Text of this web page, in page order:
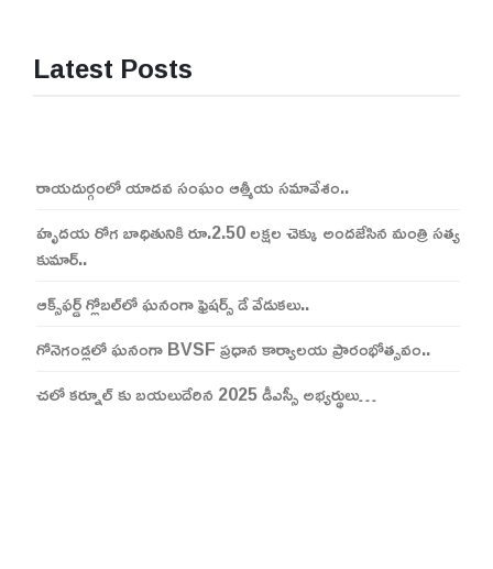
Latest Posts
రాయదుర్గంలో యాదవ సంఘం ఆత్మీయ సమావేశం..
హృదయ రోగ బాధితునికి రూ.2.50 లక్షల చెక్కు అందజేసిన మంత్రి సత్య
కుమార్..
ఆక్స్‌ఫర్డ్ గ్లోబల్‌లో ఘనంగా ఫ్రెషర్స్ డే వేడుకలు..
గోనెగండ్లలో ఘనంగా BVSF ప్రధాన కార్యాలయ ప్రారంభోత్సవం..
చలో కర్నూల్ కు బయలుదేరిన 2025 డీఎస్సీ అభ్యర్థులు…